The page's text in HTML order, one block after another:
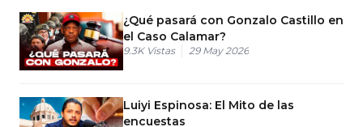
¿Qué pasará con Gonzalo Castillo en
el Caso Calamar?
9.3K Vistas 29 May 2026
Luiyi Espinosa: El Mito de las
encuestas